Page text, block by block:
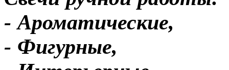
- Ароматические,
- Фигурные,